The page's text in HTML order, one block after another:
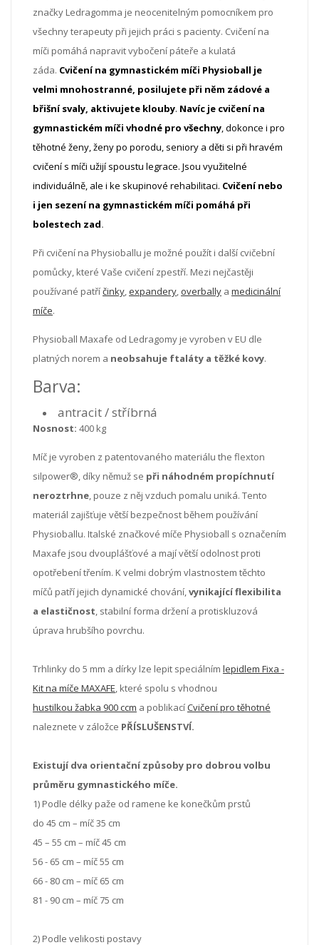
značky Ledragomma je neocenitelným pomocníkem pro
všechny terapeuty při jejich práci s pacienty. Cvičení na
míči pomáhá napravit vybočení páteře a kulatá
záda. Cvičenína gymnastickém míči Physioball je
velmi mnohostranné, posilujete při něm zádové a
břišnísvaly, aktivujete klouby. Navíc je cvičenína
gymnastickém míči vhodné pro všechny, dokonce i pro
těhotné ženy,ženy po porodu, seniory a děti si při hravém
cvičení s míči užijí spoustu legrace. Jsou využitelné
individuálně, ale i ke skupinové rehabilitaci. Cvičenínebo
i jen sezenína gymnastickém míči pomáhá při
bolestech zad.
Při cvičení na Physioballu je možné použít i další cvičební
pomůcky, které Vaše cvičení zpestří. Mezi nejčastěji
používané patříčinky,expandery, overbally a medicinální
míče.
Physioball Maxafe od Ledragomy je vyroben v EU dle
platných norem a neobsahuje ftaláty a těžké kovy.
Barva:
antracit / stříbrná
Nosnost: 400 kg
Míč je vyroben z patentovaného materiálu the flexton
silpower®, díky němuž se při náhodném propíchnutí
neroztrhne, pouze z něj vzduch pomalu uniká. Tento
materiál zajišťuje větší bezpečnost během používání
Physioballu. Italské značkové míče Physioball s označením
Maxafe jsou dvouplášťové a mají větší odolnost proti
opotřebení třením. K velmi dobrým vlastnostem těchto
míčů patří jejich dynamické chování,vynikající flexibilita
a elastičnost, stabilní forma držení a protiskluzová
úprava hrubšího povrchu.
Trhlinky do 5 mm a dírky lze lepit speciálním lepidlem Fixa -
Kit na míče MAXAFE, které spolu s vhodnou
hustilkou žabka 900 ccm a poblikacíCvičení pro těhotné
naleznete v záložce PŘÍSLUŠENSTVÍ.
Existují dva orientační způsoby pro dobrou volbu
průměru gymnastického míče.
1) Podle délky paže od ramene ke konečkům prstů
do 45 cm – míč 35 cm
45 – 55 cm – míč 45 cm
56 - 65 cm – míč 55 cm
66 - 80 cm – míč 65 cm
81 - 90 cm – míč 75 cm
2) Podle velikosti postavy